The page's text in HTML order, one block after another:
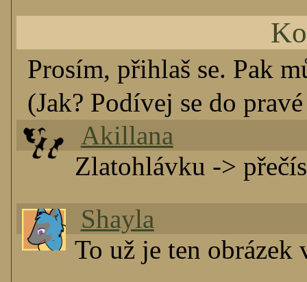
Prosím, přihlaš se. Pak
(Jak? Podívej se do
Akillana
Zlatohlávku ->
Shayla
To už je ten obrázek